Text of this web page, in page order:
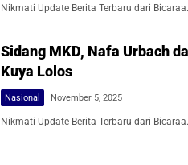
Nikmati Update Berita Terbaru dari
Sidang MKD, Nafa Urbach
Kuya Lolos
Nasional November 5, 2025
Nikmati Update Berita Terbaru dari